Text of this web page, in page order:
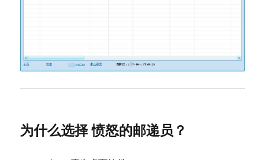
为什么选择 愤怒的邮递员？